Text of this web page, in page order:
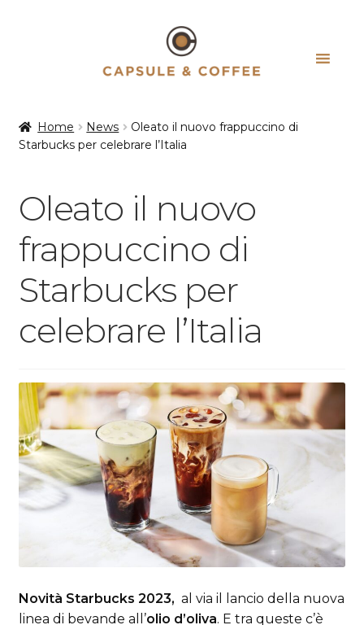
Home News
Oleato il nuovo frappuccino di
Starbucks per celebrare l’Italia
Oleato il nuovo
frappuccino di
Starbucks per
celebrare l’Italia
Novità Starbucks 2023, al via il lancio della nuova
linea di bevande all’olio d’oliva. E tra queste c’è